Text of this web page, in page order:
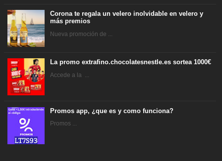
Corona te regala un velero inolvidable en velero y
más premios
Nueva promoción de ...
La promo extrafino.chocolatesnestle.es sortea 1000€
Accede a la ...
Promos app, ¿que es y como funciona?
Promos ...